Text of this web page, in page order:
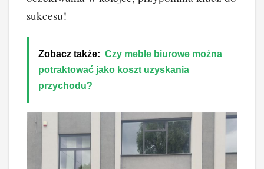
sukcesu!
Zobacz także: Czy meble biurowe można
potraktować jako koszt uzyskania
przychodu?